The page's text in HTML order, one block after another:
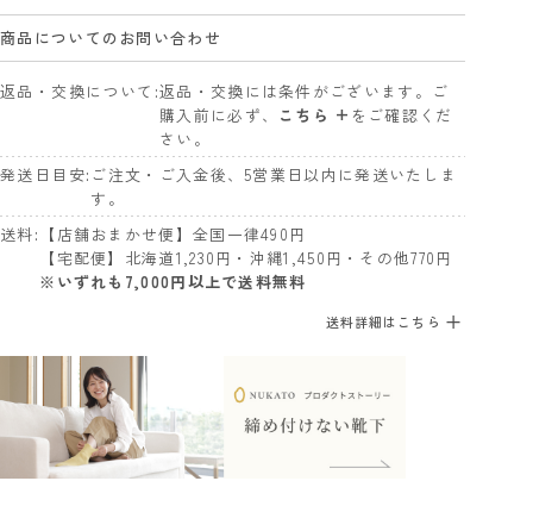
商品についてのお問い合わせ
返品・交換について 返品・交換には条件がございます。ご
購入前に必ず、 こちら + をご確認くだ
さい。
発送日目安 ご注文・ご入金後、5営業日以内に発送いたしま
す。
送料
【店舗おまかせ便】全国一律490円
【宅配便】北海道1,230円・沖縄1,450円・その他770円
※いずれも7,000円以上で送料無料
送料詳細はこちら